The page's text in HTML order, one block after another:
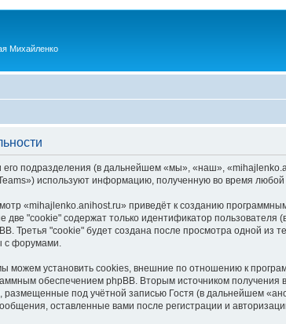
Михайленко
подразделения (в дальнейшем «мы», «наш»,
используют информацию, полученную во время
«mihajlenko.anihost.ru» приведёт к созданию
"cookie" содержат только идентификатор
Третья "cookie" будет создана после просмотра одной
с форумами.
установить cookies, внешние по отношению к
обеспечением phpBB. Вторым источником
под учётной записью Гостя (в дальнейшем
оставленные вами после регистрации и